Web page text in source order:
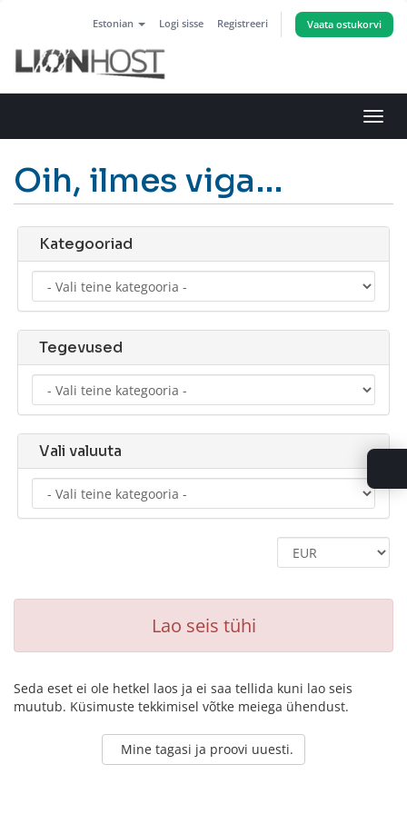
Estonian Logi sisse Registreeri Vaata ostukorvi
Oih, ilmes viga…
Kategooriad
Tegevused
Vali valuuta
Lao seis tühi
Seda eset ei ole hetkel laos ja ei saa tellida kuni lao seis
muutub. Küsimuste tekkimisel võtke meiega ühendust.
Mine tagasi ja proovi uuesti.